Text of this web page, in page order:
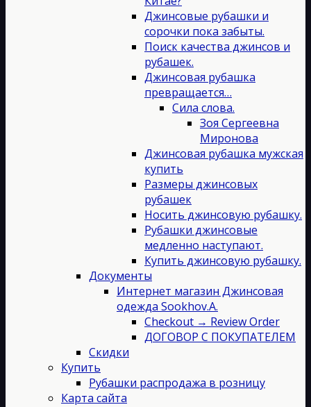
Джинсовые рубашки и
сорочки пока забыты.
Поиск качества джинсов и
рубашек.
Джинсовая рубашка
превращается…
Сила слова.
Зоя Сергеевна
Миронова
Джинсовая рубашка мужская
купить
Размеры джинсовых
рубашек
Носить джинсовую рубашку.
Рубашки джинсовые
медленно наступают.
Купить джинсовую рубашку.
Документы
Интернет магазин Джинсовая
одежда Sookhov.A.
Checkout → Review Order
ДОГОВОР С ПОКУПАТЕЛЕМ
Скидки
Купить
Рубашки распродажа в розницу
Карта сайта